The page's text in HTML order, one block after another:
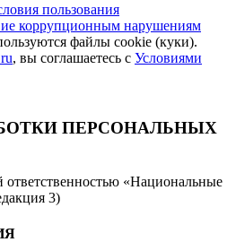
пользования
коррупционным нарушениям
файлы cookie (куки).
, вы соглашаетесь с Условиями
ПЕРСОНАЛЬНЫХ
«Национальные
3)